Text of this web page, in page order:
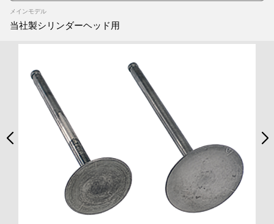
メインモデル
当社製シリンダーヘッド用